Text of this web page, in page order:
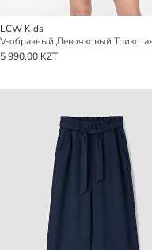
LCW Kids
5 990,00 KZT